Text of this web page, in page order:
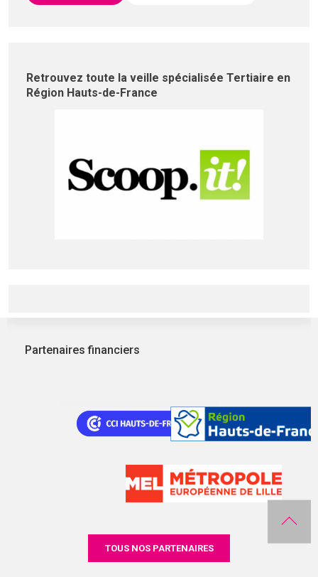
Retrouvez toute la veille spécialisée Tertiaire en
Région Hauts-de-France
Partenaires financiers
TOUS NOS PARTENAIRES